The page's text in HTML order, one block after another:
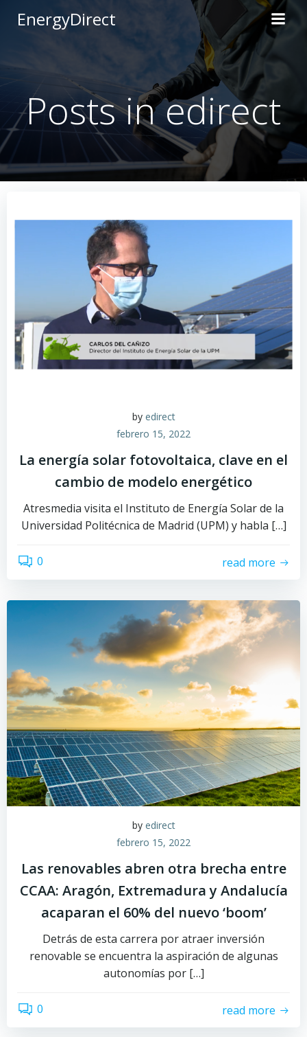
contenido
EnergyDirect
Posts inedirect
by edirect
febrero 15, 2022
La energía solar fotovoltaica, clave en el
cambio de modelo energético
Atresmedia visita el Instituto de Energía Solar de la
Universidad Politécnica de Madrid (UPM) y habla […]
0 read more
by edirect
febrero 15, 2022
Las renovables abren otra brecha entre
CCAA: Aragón, Extremadura y Andalucía
acaparan el 60% del nuevo ‘boom’
Detrás de esta carrera por atraer inversión
renovable se encuentra la aspiración de algunas
autonomías por […]
0 read more